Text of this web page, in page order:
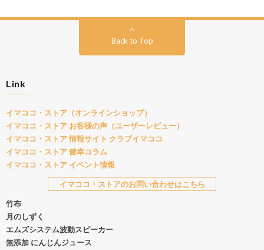
Back to Top
Link
イマココ・ストア（オンラインショップ）
イマココ・ストア お客様の声（ユーザーレビュー）
イマココ・ストア 情報サイト クラブイマココ
イマココ・ストア 健幸コラム
イマココ・ストア イベント情報
イマココ・ストアのお問い合わせはこちら
竹布
月のしずく
エムズシステム波動スピーカー
無添加 にんじんジュース